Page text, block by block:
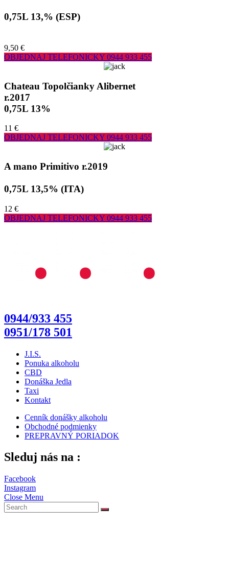
0,75L 13,% (ESP)
9,50 €
OBJEDNAJ TELEFONICKY 0944 933 455
Chateau Topolčianky Alibernet
r.2017
0,75L 13%
11 €
OBJEDNAJ TELEFONICKY 0944 933 455
A mano Primitivo r.2019
0,75L 13,5% (ITA)
12 €
OBJEDNAJ TELEFONICKY 0944 933 455
0944/933 455
0951/178 501
J.I.S.
Ponuka alkoholu
CBD
Donáška Jedla
Taxi
Kontakt
Cenník donášky alkoholu
Obchodné podmienky
PREPRAVNÝ PORIADOK
Sleduj nás na :
Facebook
Instagram
Close Menu